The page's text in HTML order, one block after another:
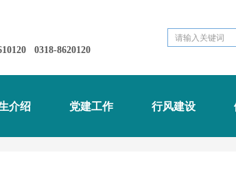
0318-8620120
介绍 党建工作 行风建设